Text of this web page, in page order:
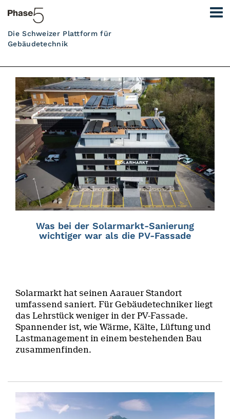
Die Schweizer Plattform für
Gebäudetechnik
Was bei der Solarmarkt-Sanierung
wichtiger war als die PV-Fassade
Solarmarkt hat seinen Aarauer Standort
umfassend saniert. Für Gebäudetechniker liegt
das Lehrstück weniger in der PV-Fassade.
Spannender ist, wie Wärme, Kälte, Lüftung und
Lastmanagement in einem bestehenden Bau
zusammenfinden.